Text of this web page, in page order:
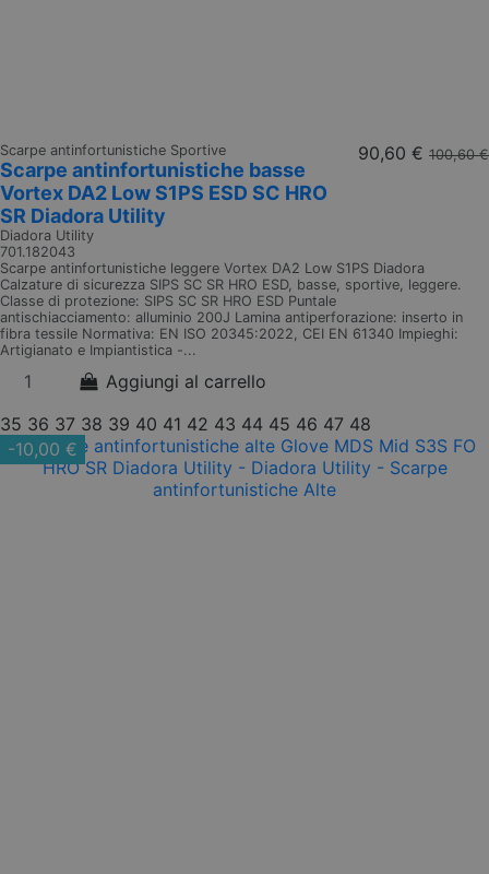
Scarpe antinfortunistiche Sportive
Scarpe antinfortunistiche basse
Vortex DA2 Low S1PS ESD SC HRO
SR Diadora Utility
Diadora Utility
701.182043
90,60 € 100,60 €
Scarpe antinfortunistiche leggere Vortex DA2 Low S1PS Diadora
Calzature di sicurezza SIPS SC SR HRO ESD, basse, sportive, leggere.
Classe di protezione: SIPS SC SR HRO ESD Puntale
antischiacciamento: alluminio 200J Lamina antiperforazione: inserto in
fibra tessile Normativa: EN ISO 20345:2022, CEI EN 61340 Impieghi:
Artigianato e Impiantistica -...
Aggiungi al carrello
35 36 37 38 39 40 41 42 43 44 45 46 47 48
-10,00 €